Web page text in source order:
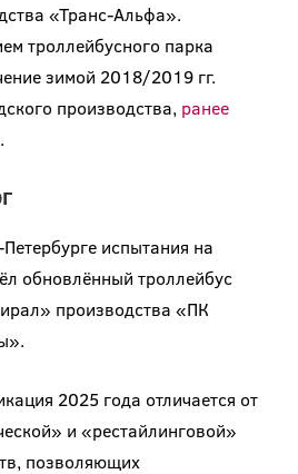
«Транс-Альфа».
троллейбусного парка
зимой 2018/2019 гг.
производства, ранее
.
испытания на
обновлённый троллейбус
производства «ПК
2025 года отличается от
и «рестайлинговой»
позволяющих